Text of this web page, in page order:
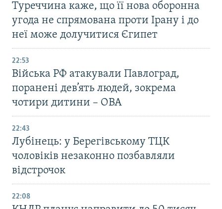
Туреччина каже, що її нова оборонна
угода не спрямована проти Ірану і до
неї може долучитися Єгипет
22:53
Війська РФ атакували Павлоград,
поранені дев’ять людей, зокрема
чотири дитини – ОВА
22:43
Лубінець: у Берегівському ТЦК
чоловіків незаконно позбавляли
відстрочок
22:08